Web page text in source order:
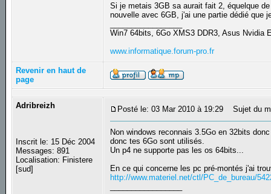
Si je metais 3GB sa aurait fait 2, équelque
nouvelle avec 6GB, j'ai une partie dédié que
Win7 64bits, 6Go XMS3 DDR3, Asus Nvidia
www.informatique.forum-pro.fr
Revenir en haut de
page
Adribreizh
Inscrit le: 15 Déc 2004
Messages: 891
Localisation: Finistere
[sud]
Posté le: 03 Mar 2010 à 19:29 Sujet du
Non windows reconnais 3.5Go en 32bits
donc tes 6Go sont utilisés.
Un p4 ne supporte pas les os 64bits...
En ce qui concerne les pc pré-montés j'ai
http://www.materiel.net/ctl/PC_de_bureau/